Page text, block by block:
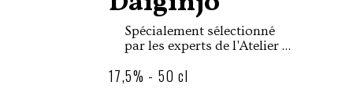
Spécialement sélectionné
par les experts de l'Atelier du
crée en collaboration avec la
17,5% - 50 cl